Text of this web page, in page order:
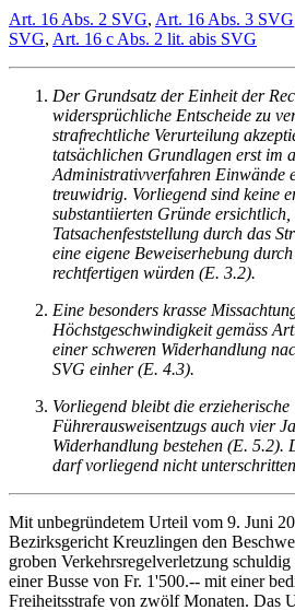
Art. 16 Abs. 2 SVG, Art. 16 Abs. 3 SVG
SVG, Art. 16 c Abs. 2 lit. abis SVG
Der Grundsatz der Einheit der
widersprüchliche Entscheide zu
strafrechtliche Verurteilung
tatsächlichen Grundlagen erst im
Administrativverfahren Einwände
treuwidrig. Vorliegend sind keine
substantiierten Gründe
Tatsachenfeststellung durch das
eine eigene Beweiserhebung
rechtfertigen würden (E. 3.2).
Eine besonders krasse
Höchstgeschwindigkeit gemäss
einer schweren Widerhandlung
SVG einher (E. 4.3).
Vorliegend bleibt die erzieherische
Führerausweisentzugs auch vier
Widerhandlung bestehen (E. 5.2).
darf vorliegend nicht
Mit unbegründetem Urteil vom 9. Juni
Bezirksgericht Kreuzlingen den
groben Verkehrsregelverletzung
einer Busse von Fr. 1'500.-- mit einer
Freiheitsstrafe von zwölf Monaten. Das